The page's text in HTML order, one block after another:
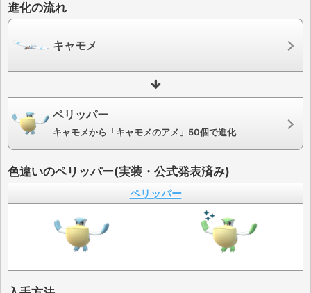
進化の流れ
キャモメ
ペリッパー
キャモメから「キャモメのアメ」50個で進化
色違いのペリッパー(実装・公式発表済み)
ペリッパー